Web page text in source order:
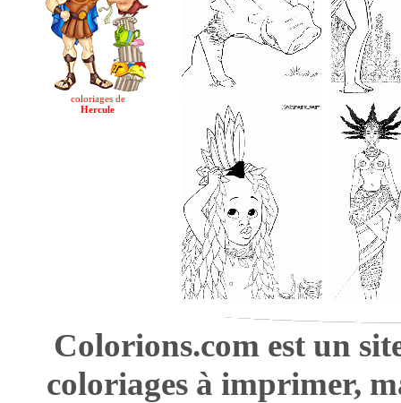
coloriages de
Hercule
Colorions.com est un
coloriages à imprimer,